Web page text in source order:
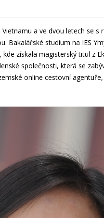
a ve dvou letech se s
Bakalářské studium na IES
získala magisterský titul z
společnosti, která se
online cestovní